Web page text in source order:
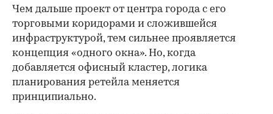
Чем дальше проект от центра города с его
торговыми коридорами и сложившейся
инфраструктурой, тем сильнее проявляется
концепция «одного окна». Но, когда
добавляется офисный кластер, логика
планирования ретейла меняется
принципиально.